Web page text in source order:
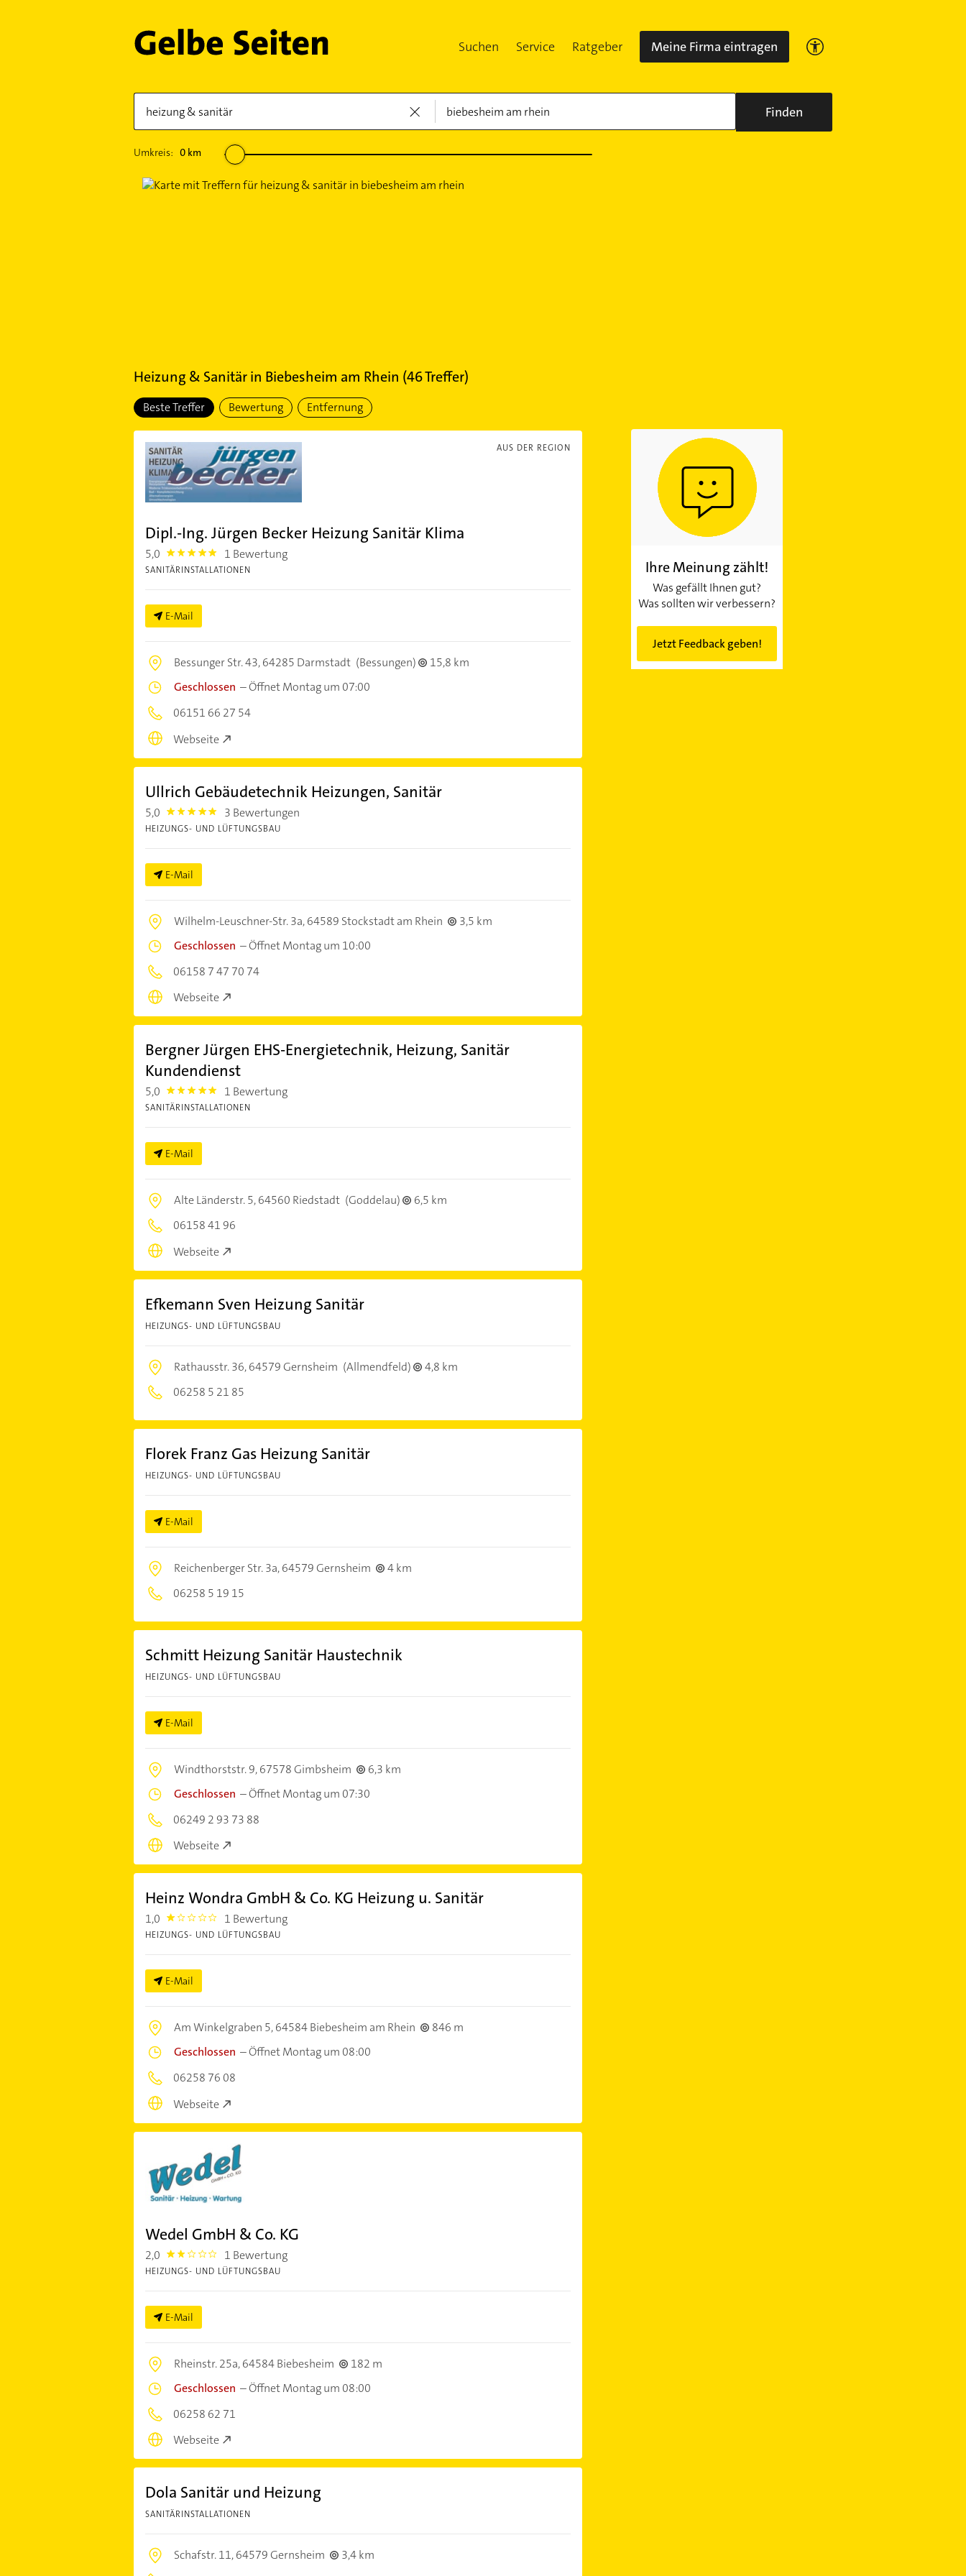
Suchen Service Ratgeber Meine Firma eintragen
Finden
Umkreis: 0km
Heizung & Sanitärin Biebesheim am Rhein (46Treffer)
Beste Treffer Bewertung Entfernung
AUS DER REGION
Dipl.-Ing. Jürgen Becker Heizung Sanitär Klima
5,0 5.0 1 Bewertung
SANITÄRINSTALLATIONEN
E-Mail
Bessunger Str. 43,64285 Darmstadt (Bessungen)
15,8 km
Geschlossen –Öffnet Montag um 07:00
06151 66 27 54
Webseite
Ullrich Gebäudetechnik Heizungen, Sanitär
5,0 5.0 3 Bewertungen
HEIZUNGS- UND LÜFTUNGSBAU
E-Mail
Wilhelm-Leuschner-Str. 3a,64589 Stockstadt am Rhein
3,5 km
Geschlossen –Öffnet Montag um 10:00
06158 7 47 70 74
Webseite
Bergner Jürgen EHS-Energietechnik, Heizung, Sanitär
Kundendienst
5,0 5.0 1 Bewertung
SANITÄRINSTALLATIONEN
E-Mail
Alte Länderstr. 5,64560 Riedstadt (Goddelau)
6,5 km
06158 41 96
Webseite
Efkemann Sven Heizung Sanitär
HEIZUNGS- UND LÜFTUNGSBAU
Rathausstr. 36,64579 Gernsheim (Allmendfeld)
4,8 km
06258 5 21 85
Florek Franz Gas Heizung Sanitär
HEIZUNGS- UND LÜFTUNGSBAU
E-Mail
Reichenberger Str. 3a,64579 Gernsheim
4 km
06258 5 19 15
Schmitt Heizung Sanitär Haustechnik
HEIZUNGS- UND LÜFTUNGSBAU
E-Mail
Windthorststr. 9,67578 Gimbsheim
6,3 km
Geschlossen –Öffnet Montag um 07:30
06249 2 93 73 88
Webseite
Heinz Wondra GmbH & Co. KG Heizung u. Sanitär
1,0 1.0 1 Bewertung
HEIZUNGS- UND LÜFTUNGSBAU
E-Mail
Am Winkelgraben 5,64584 Biebesheim am Rhein
846 m
Geschlossen –Öffnet Montag um 08:00
06258 76 08
Webseite
Wedel GmbH & Co. KG
2,0 2.0 1 Bewertung
HEIZUNGS- UND LÜFTUNGSBAU
E-Mail
Rheinstr. 25a,64584 Biebesheim
182 m
Geschlossen –Öffnet Montag um 08:00
06258 62 71
Webseite
Dola Sanitär und Heizung
SANITÄRINSTALLATIONEN
Schafstr. 11,64579 Gernsheim
3,4 km
Ihre Meinung zählt!
Was gefällt Ihnen gut?
Was sollten wir verbessern?
Jetzt Feedback geben!